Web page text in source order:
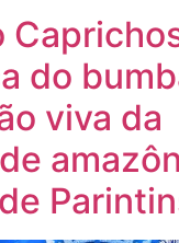
do
viva da